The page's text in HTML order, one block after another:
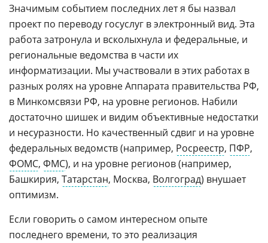
Значимым событием последних лет я бы назвал
проект по переводу госуслуг в электронный вид. Эта
работа затронула и всколыхнула и федеральные, и
региональные ведомства в части их
информатизации. Мы участвовали в этих работах в
разных ролях на уровне Аппарата правительства РФ,
в Минкомсвязи РФ, на уровне регионов. Набили
достаточно шишек и видим объективные недостатки
и несуразности. Но качественный сдвиг и на уровне
федеральных ведомств (например, Росреестр, ПФР,
ФОМС, ФМС), и на уровне регионов (например,
Башкирия, Татарстан, Москва, Волгоград) внушает
оптимизм.
Если говорить о самом интересном опыте
последнего времени, то это реализация